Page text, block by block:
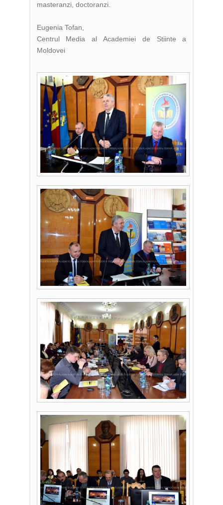
masteranzi, doctoranzi.
Eugenia Tofan,
Centrul Media al Academiei de Stiinte a
Moldovei